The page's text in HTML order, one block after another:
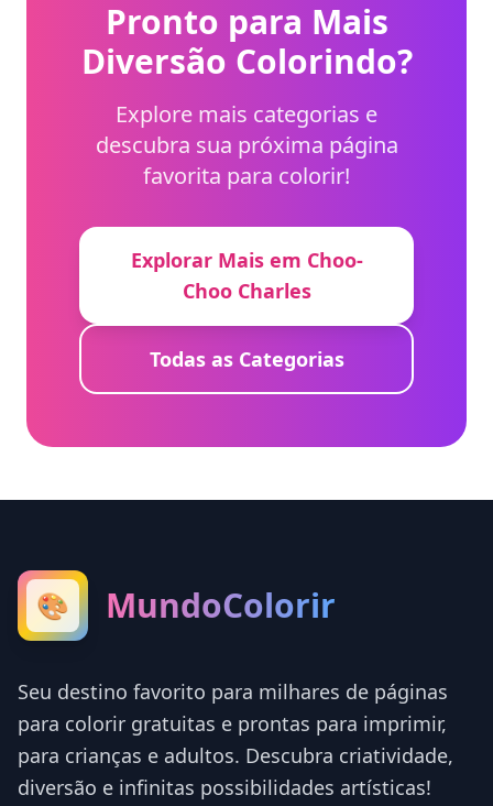
Pronto para Mais
Diversão Colorindo?
Explore mais categorias e
descubra sua próxima página
favorita para colorir!
Explorar Mais em Choo-
Choo Charles
Todas as Categorias
🎨 MundoColorir
Seu destino favorito para milhares de páginas
para colorir gratuitas e prontas para imprimir,
para crianças e adultos. Descubra criatividade,
diversão e infinitas possibilidades artísticas!